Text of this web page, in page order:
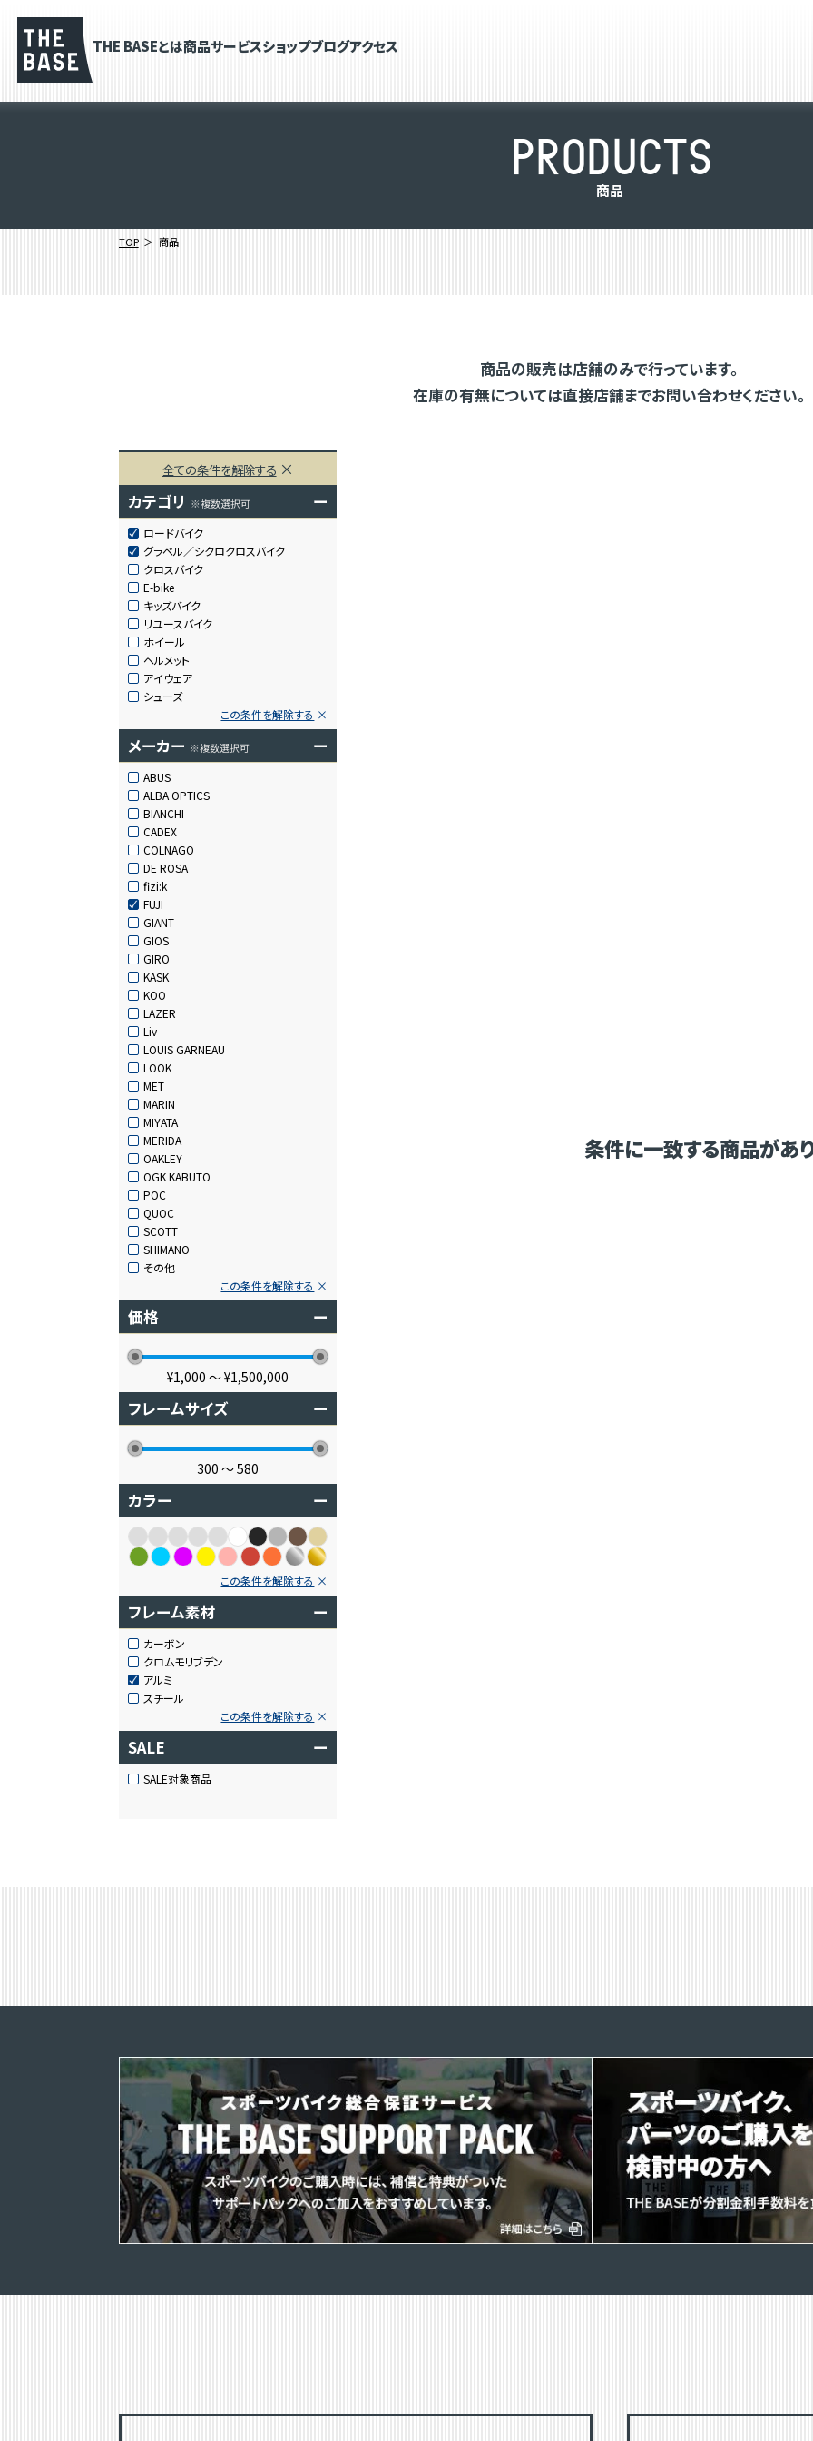
THE BASEとは商品サービスショップブログアクセス
PRODUCTS
商品
TOP 商品
商品の販売は店舗のみで行っています。
在庫の有無については直接店舗までお問い合わせください。
全ての条件を解除する
カテゴリ ※複数選択可 ー
ロードバイク
グラベル／シクロクロスバイク
クロスバイク
E-bike
キッズバイク
リユースバイク
ホイール
ヘルメット
アイウェア
シューズ
この条件を解除する
メーカー ※複数選択可 ー
ABUS
ALBA OPTICS
BIANCHI
CADEX
COLNAGO
DE ROSA
fizi:k
FUJI
GIANT
GIOS
GIRO
KASK
KOO
LAZER
Liv
LOUIS GARNEAU
LOOK
MET
MARIN
MIYATA
MERIDA
OAKLEY
OGK KABUTO
POC
QUOC
SCOTT
SHIMANO
その他
この条件を解除する
価格 ー
¥1,000 〜¥1,500,000
フレームサイズ ー
300 〜580
カラー ー
この条件を解除する
フレーム素材 ー
カーボン
クロムモリブデン
アルミ
スチール
この条件を解除する
SALE ー
SALE対象商品
条件に一致する商品があ